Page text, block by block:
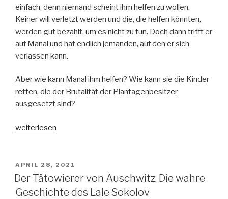
einfach, denn niemand scheint ihm helfen zu wollen.
Keiner will verletzt werden und die, die helfen könnten,
werden gut bezahlt, um es nicht zu tun. Doch dann trifft er
auf Manal und hat endlich jemanden, auf den er sich
verlassen kann.
Aber wie kann Manal ihm helfen? Wie kann sie die Kinder
retten, die der Brutalität der Plantagenbesitzer
ausgesetzt sind?
„Blut
weiterlesen
VERÖFFENTLICHT
AM
APRIL 28, 2021
Der Tätowierer von Auschwitz. Die wahre
Geschichte des Lale Sokolov